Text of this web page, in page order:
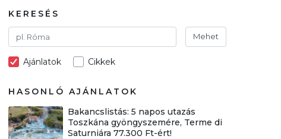
KERESÉS
Mehet
Ajánlatok Cikkek
HASONLÓ AJÁNLATOK
Bakancslistás: 5 napos utazás
Toszkána gyöngyszemére, Terme di
Saturniára 77.300 Ft-ért!